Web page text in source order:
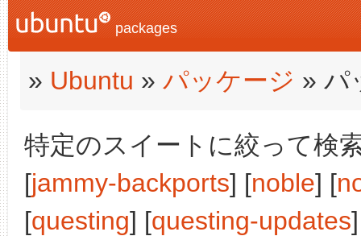
packages
» Ubuntu » パッケージ » パ
特定のスイートに絞って検
[jammy-backports] [noble] [
[questing] [questing-updates